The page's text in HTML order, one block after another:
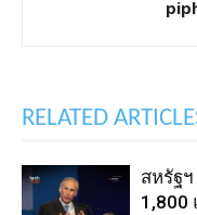
RELATED
สหรัฐ
1,800